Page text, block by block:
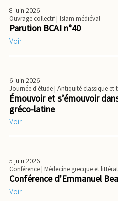
8 juin 2026
Ouvrage collectif| Islam médiéval
Parution BCAI n°40
Voir
6 juin 2026
Journée d'étude| Antiquité classique et
Émouvoir et s’émouvoir
gréco-latine
Voir
5 juin 2026
Conférence| Médecine grecque et
Conférence d'Emmanuel
Voir